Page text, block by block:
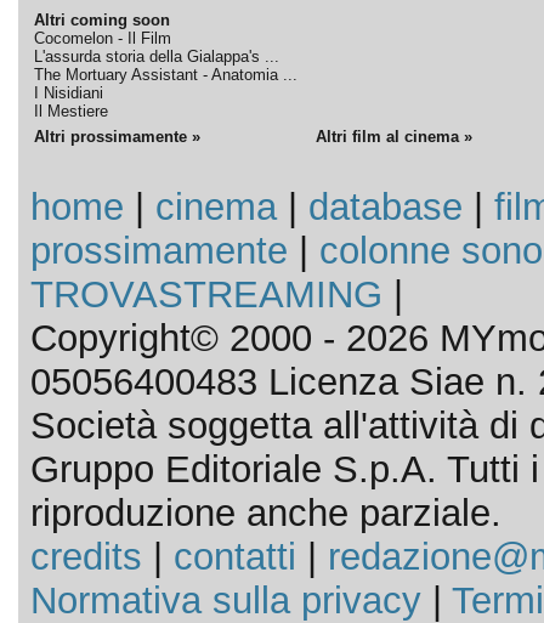
Altri coming soon
Cocomelon - Il Film
L'assurda storia della Gialappa's ...
The Mortuary Assistant - Anatomia ...
I Nisidiani
Il Mestiere
Altri prossimamente » Altri film al cinema »
home cinema| database
prossimamente
colonne
TROVASTREAMING
Copyright© 2000 - 2026
05056400483 Licenza Siae n.
Società soggetta all'attività di
Gruppo Editoriale S.p.A. Tutti
riproduzione anche parziale.
credits
contatti
Normativa sulla privacy|